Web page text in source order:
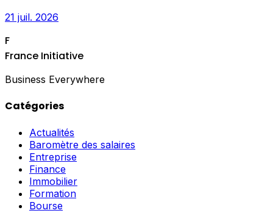
21 juil. 2026
F
France Initiative
Business Everywhere
Catégories
Actualités
Baromètre des salaires
Entreprise
Finance
Immobilier
Formation
Bourse